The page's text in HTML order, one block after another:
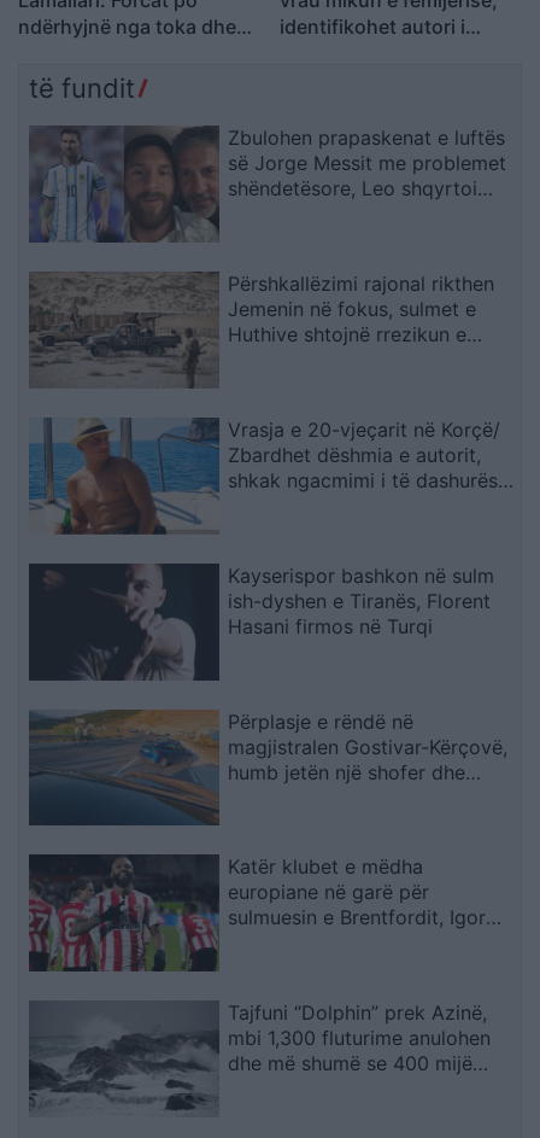
ndërhyjnë nga toka dhe
identifikohet autori i
të fundit
Zbulohen prapaskenat e luftës
së Jorge Messit me problemet
shëndetësore, Leo shqyrtoi
Përshkallëzimi rajonal rikthen
Jemenin në fokus, sulmet e
Huthive shtojnë rrezikun e
Vrasja e 20-vjeçarit në Korçë/
Zbardhet dëshmia e autorit,
shkak ngacmimi i të dashurës
Kayserispor bashkon në sulm
ish-dyshen e Tiranës, Florent
Hasani firmos në Turqi
Përplasje e rëndë në
magjistralen Gostivar-Kërçovë,
humb jetën një shofer dhe
Katër klubet e mëdha
europiane në garë për
sulmuesin e Brentfordit, Igor
Tajfuni “Dolphin” prek Azinë,
mbi 1,300 fluturime anulohen
dhe më shumë se 400 mijë